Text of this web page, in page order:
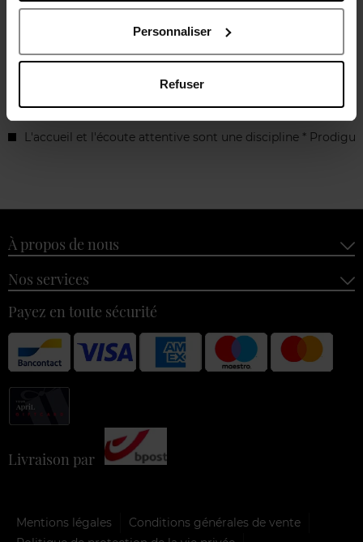
Personnaliser
Refuser
Présentation magasin
L'accueil et l'écoute attentive sont une discipline *
À propos de nous
Nos services
Payez en toute sécurité
Livraison par
Mentions légales
Conditions générales de vente